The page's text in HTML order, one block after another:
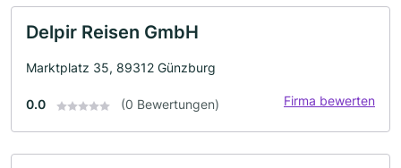
Delpir Reisen GmbH
Marktplatz 35, 89312 Günzburg
0.0 (0 Bewertungen) Firma bewerten